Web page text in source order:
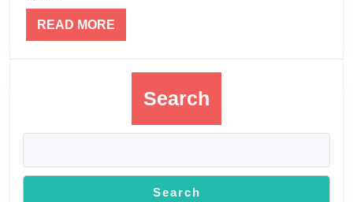
READ MORE
MORE
Search
Search